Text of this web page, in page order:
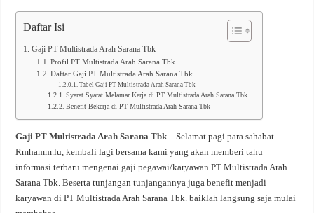
Daftar Isi
Gaji PT Multistrada Arah Sarana Tbk
Profil PT Multistrada Arah Sarana Tbk
Daftar Gaji PT Multistrada Arah Sarana Tbk
Tabel Gaji PT Multistrada Arah Sarana Tbk
Syarat Syarat Melamar Kerja di PT Multistrada Arah Sarana Tbk
Benefit Bekerja di PT Multistrada Arah Sarana Tbk
Gaji PT Multistrada Arah Sarana Tbk – Selamat pagi para sahabat
Rmhamm.lu, kembali lagi bersama kami yang akan memberi tahu
informasi terbaru mengenai gaji pegawai/karyawan PT Multistrada Arah
Sarana Tbk. Beserta tunjangan tunjangannya juga benefit menjadi
karyawan di PT Multistrada Arah Sarana Tbk. baiklah langsung saja mulai